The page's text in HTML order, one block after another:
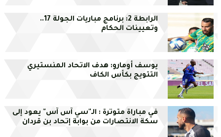
الرابطة 2: برنامج مباريات الجولة 17..
وتعيينات الحكام
يوسف أومارو: هدف الاتحاد المنستيري
التتويج بكأس الكاف
في مباراة متوترة : الـ"سي آس آس" يعود إلى
سكة الانتصارات من بوابة إتحاد بن قردان